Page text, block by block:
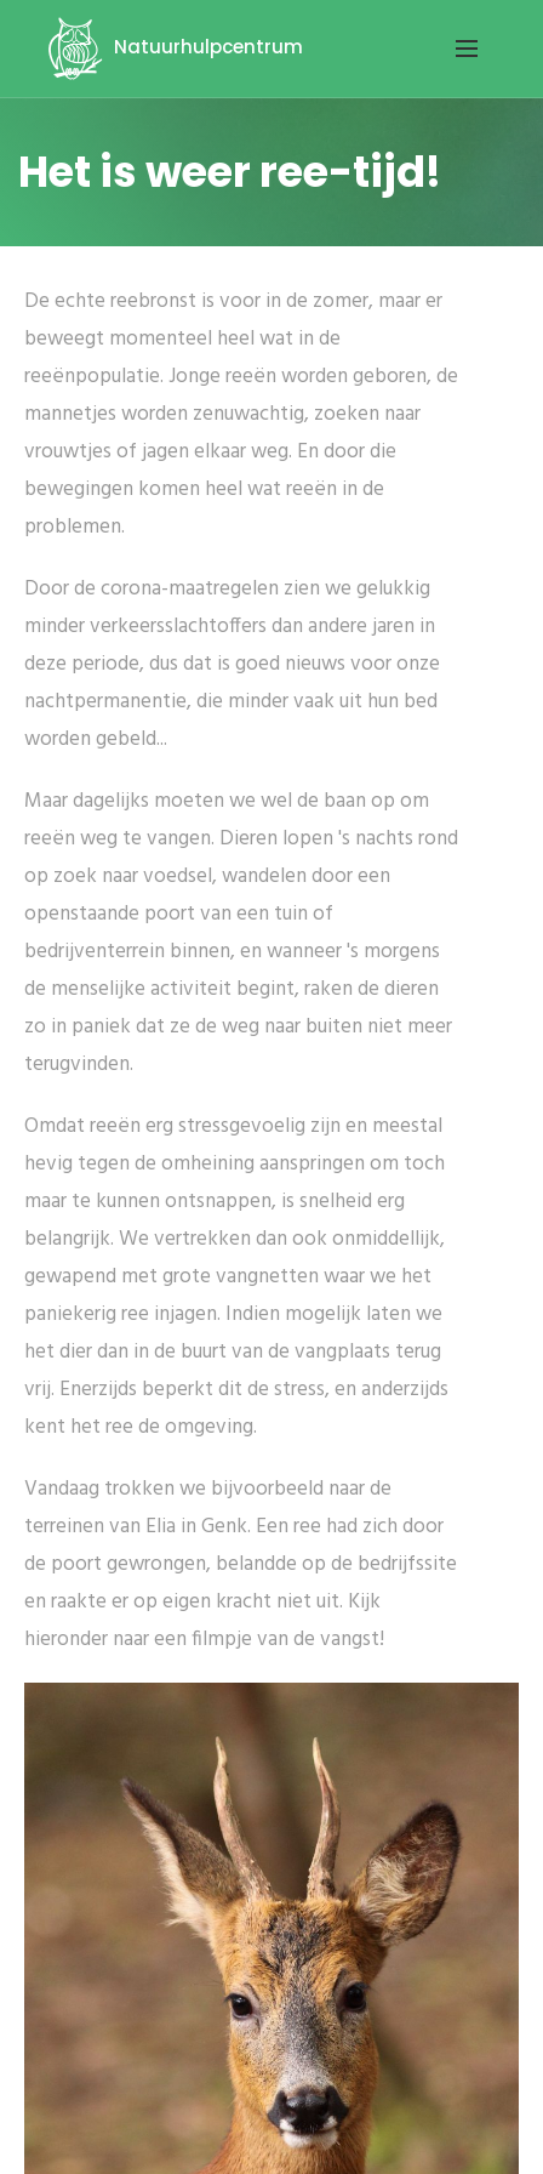
Natuurhulpcentrum
Het is weer ree-tijd!
De echte reebronst is voor in de zomer, maar er
beweegt momenteel heel wat in de
reeënpopulatie. Jonge reeën worden geboren, de
mannetjes worden zenuwachtig, zoeken naar
vrouwtjes of jagen elkaar weg. En door die
bewegingen komen heel wat reeën in de
problemen.
Door de corona-maatregelen zien we gelukkig
minder verkeersslachtoffers dan andere jaren in
deze periode, dus dat is goed nieuws voor onze
nachtpermanentie, die minder vaak uit hun bed
worden gebeld...
Maar dagelijks moeten we wel de baan op om
reeën weg te vangen. Dieren lopen 's nachts rond
op zoek naar voedsel, wandelen door een
openstaande poort van een tuin of
bedrijventerrein binnen, en wanneer 's morgens
de menselijke activiteit begint, raken de dieren
zo in paniek dat ze de weg naar buiten niet meer
terugvinden.
Omdat reeën erg stressgevoelig zijn en meestal
hevig tegen de omheining aanspringen om toch
maar te kunnen ontsnappen, is snelheid erg
belangrijk. We vertrekken dan ook onmiddellijk,
gewapend met grote vangnetten waar we het
paniekerig ree injagen. Indien mogelijk laten we
het dier dan in de buurt van de vangplaats terug
vrij. Enerzijds beperkt dit de stress, en anderzijds
kent het ree de omgeving.
Vandaag trokken we bijvoorbeeld naar de
terreinen van Elia in Genk. Een ree had zich door
de poort gewrongen, belandde op de bedrijfssite
en raakte er op eigen kracht niet uit. Kijk
hieronder naar een filmpje van de vangst!